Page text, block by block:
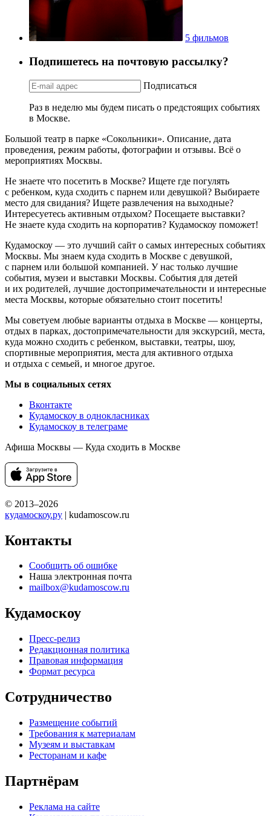
5 фильмов
Подпишетесь на почтовую рассылку?
Подписаться
Раз в неделю мы будем писать о предстоящих событиях
в Москве.
Большой театр в парке «Сокольники». Описание, дата
проведения, режим работы, фотографии и отзывы. Всё о
мероприятиях Москвы.
Не знаете что посетить в Москве? Ищете где погулять
с ребенком, куда сходить с парнем или девушкой? Выбираете
место для свидания? Ищете развлечения на выходные?
Интересуетесь активным отдыхом? Посещаете выставки?
Не знаете куда сходить на корпоратив? Кудамоскоу поможет!
Кудамоскоу — это лучший сайт о самых интересных событиях
Москвы. Мы знаем куда сходить в Москве с девушкой,
с парнем или большой компанией. У нас только лучшие
события, музеи и выставки Москвы. События для детей
и их родителей, лучшие достопримечательности и интересные
места Москвы, которые обязательно стоит посетить!
Мы советуем любые варианты отдыха в Москве — концерты,
отдых в парках, достопримечательности для экскурсий, места,
куда можно сходить с ребенком, выставки, театры, шоу,
спортивные мероприятия, места для активного отдыха
и отдыха с семьей, и многое другое.
Мы в социальных сетях
Вконтакте
Кудамоскоу в однокласниках
Кудамоскоу в телеграме
Афиша Москвы — Куда сходить в Москве
© 2013–2026
кудамоскоу.ру | kudamoscow.ru
Контакты
Сообщить об ошибке
Наша электронная почта
mailbox@kudamoscow.ru
Кудамоскоу
Пресс-релиз
Редакционная политика
Правовая информация
Формат ресурса
Сотрудничество
Размещение событий
Требования к материалам
Музеям и выставкам
Ресторанам и кафе
Партнёрам
Реклама на сайте